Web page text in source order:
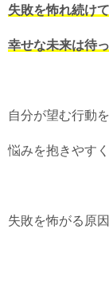
失敗を怖れ続けて
幸せな未来は待
自分が望む行動
悩みを抱きやす
失敗を怖がる原